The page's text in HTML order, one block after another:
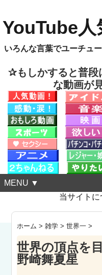
YouTube人
いろんな言葉でユーチュ
✰もしかすると普段
な動画が
MENU ▼
当サイトに
ホーム >雑学 >世界一 >
世界の頂点を
野崎舞夏星